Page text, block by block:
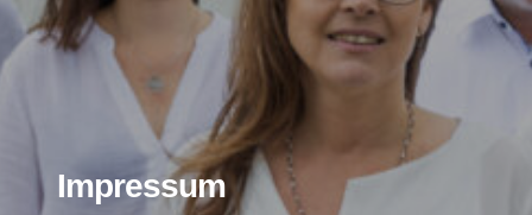
Impressum